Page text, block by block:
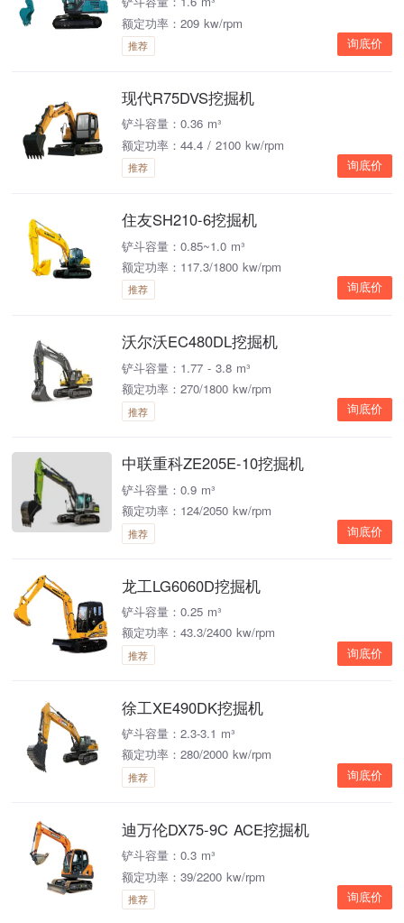
额定功率：209 kw/rpm
推荐 询底价
现代R75DVS挖掘机
铲斗容量：0.36 m³
额定功率：44.4 / 2100 kw/rpm
推荐 询底价
住友SH210-6挖掘机
铲斗容量：0.85~1.0 m³
额定功率：117.3/1800 kw/rpm
推荐 询底价
沃尔沃EC480DL挖掘机
铲斗容量：1.77 - 3.8 m³
额定功率：270/1800 kw/rpm
推荐 询底价
中联重科ZE205E-10挖掘机
铲斗容量：0.9 m³
额定功率：124/2050 kw/rpm
推荐 询底价
龙工LG6060D挖掘机
铲斗容量：0.25 m³
额定功率：43.3/2400 kw/rpm
推荐 询底价
徐工XE490DK挖掘机
铲斗容量：2.3-3.1 m³
额定功率：280/2000 kw/rpm
推荐 询底价
迪万伦DX75-9C ACE挖掘机
铲斗容量：0.3 m³
额定功率：39/2200 kw/rpm
推荐 询底价